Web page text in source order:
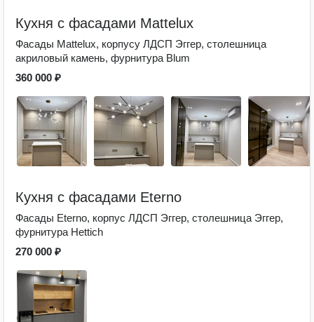
Кухня с фасадами Mattelux
Фасады Mattelux, корпусу ЛДСП Эггер, столешница
акриловый камень, фурнитура Blum
360 000 ₽
Кухня с фасадами Eterno
Фасады Eterno, корпус ЛДСП Эггер, столешница Эггер,
фурнитура Hettich
270 000 ₽